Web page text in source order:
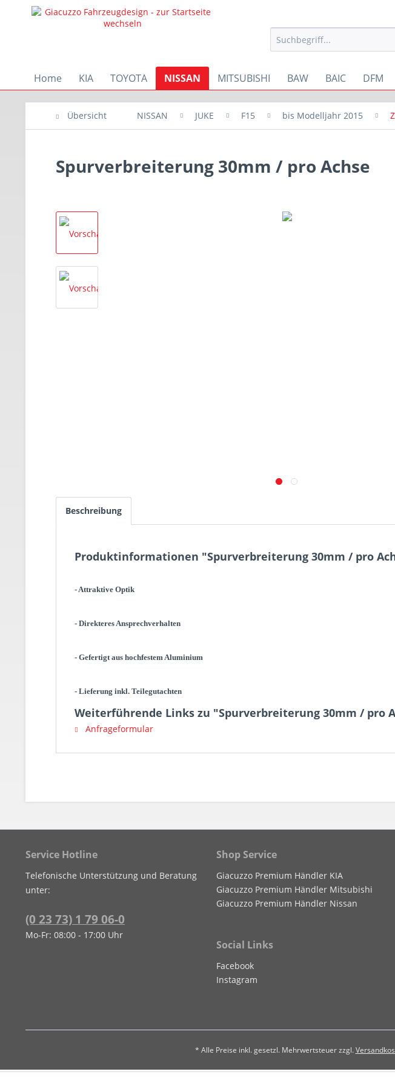
Home KIA TOYOTA NISSAN MITSUBISHI BAW BAIC DFM
Übersicht NISSAN JUKE F15 bis Modelljahr 2015
Spurverbreiterung 30mm / pro Achse
Beschreibung
Produktinformationen "Spurverbreiterung 30mm / pro
- Attraktive Optik
- Direkteres Ansprechverhalten
- Gefertigt aus hochfestem Aluminium
- Lieferung inkl. Teilegutachten
Weiterführende Links zu "Spurverbreiterung 30mm / pro
Anfrageformular
Service Hotline
Telefonische Unterstützung und Beratung
unter:
(0 23 73) 1 79 06-0
Mo-Fr: 08:00 - 17:00 Uhr
Shop Service
Giacuzzo Premium Händler KIA
Giacuzzo Premium Händler Mitsubishi
Giacuzzo Premium Händler Nissan
Social Links
Facebook
Instagram
* Alle Preise inkl. gesetzl. Mehrwertsteuer zzgl.